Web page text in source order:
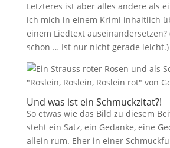
Letzteres ist aber alles andere als
ich mich in einem Krimi inhaltlich
einem Liedtext
schon … Ist nur nicht gerade leicht.)
Und was ist ein Schmuckzitat?!
So etwas wie das Bild zu diesem
steht ein Satz, ein Gedanke, eine
allein rum. Eher in einer